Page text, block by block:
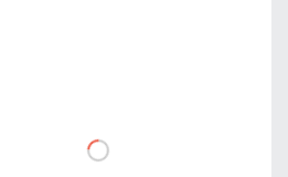
DO KOSZYKA